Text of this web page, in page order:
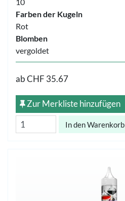
Farben der Kugeln
Rot
Blomben
vergoldet
abCHF 35.67
Zur Merkliste hinzufügen
In den Warenkorb